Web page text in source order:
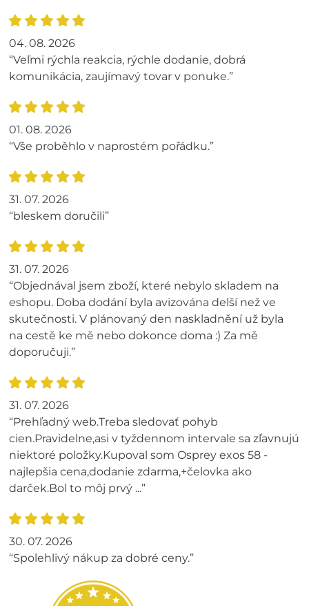
04. 08. 2026
“Veľmi rýchla reakcia, rýchle dodanie, dobrá
komunikácia, zaujímavý tovar v ponuke.”
01. 08. 2026
“Vše proběhlo v naprostém pořádku.”
31. 07. 2026
“bleskem doručili”
31. 07. 2026
“Objednával jsem zboží, které nebylo skladem na
eshopu. Doba dodání byla avizována delší než ve
skutečnosti. V plánovaný den naskladnění už byla
na cestě ke mě nebo dokonce doma :) Za mě
doporučuji.”
31. 07. 2026
“Prehľadný web.Treba sledovať pohyb
cien.Pravidelne,asi v tyždennom intervale sa zľavnujú
niektoré položky.Kupoval som Osprey exos 58 -
najlepšia cena,dodanie zdarma,+čelovka ako
darček.Bol to môj prvý ...”
30. 07. 2026
“Spolehlivý nákup za dobré ceny.”